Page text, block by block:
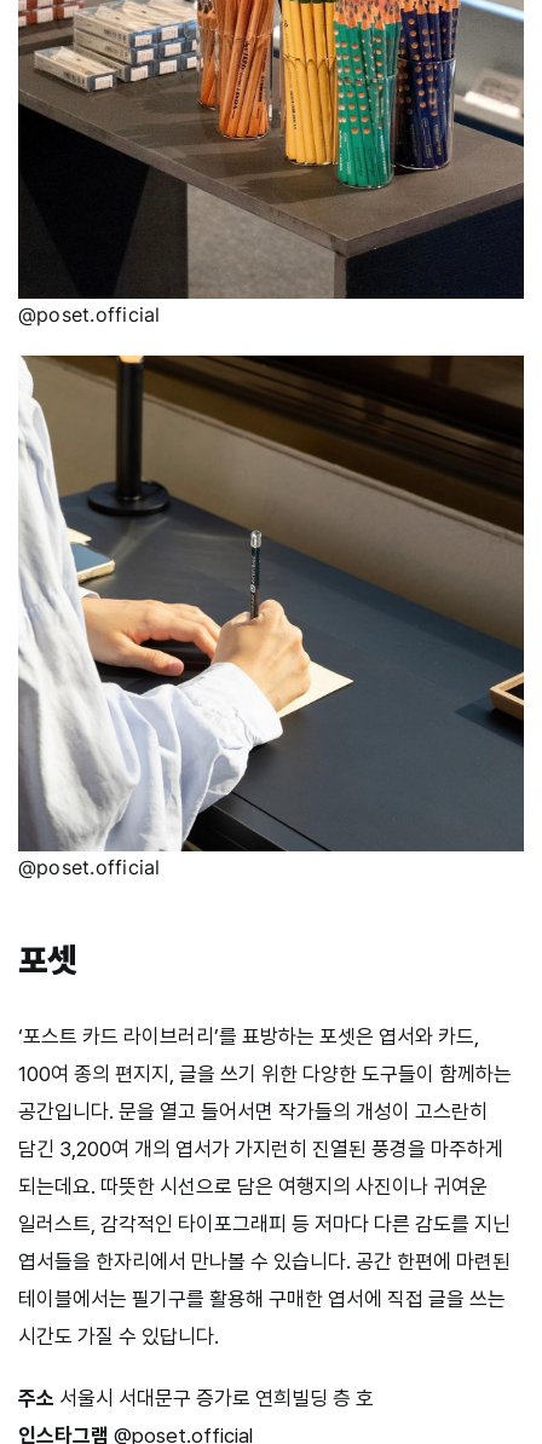
@poset.official
@poset.official
포셋
‘포스트 카드 라이브러리’를 표방하는 포셋은 엽서와 카드,
100여 종의 편지지, 글을 쓰기 위한 다양한 도구들이 함께하는
공간입니다. 문을 열고 들어서면 작가들의 개성이 고스란히
담긴 3,200여 개의 엽서가 가지런히 진열된 풍경을 마주하게
되는데요. 따뜻한 시선으로 담은 여행지의 사진이나 귀여운
일러스트, 감각적인 타이포그래피 등 저마다 다른 감도를 지닌
엽서들을 한자리에서 만나볼 수 있습니다. 공간 한편에 마련된
테이블에서는 필기구를 활용해 구매한 엽서에 직접 글을 쓰는
시간도 가질 수 있답니다.
주소 서울시 서대문구 증가로 연희빌딩 층 호
인스타그램 @poset.official